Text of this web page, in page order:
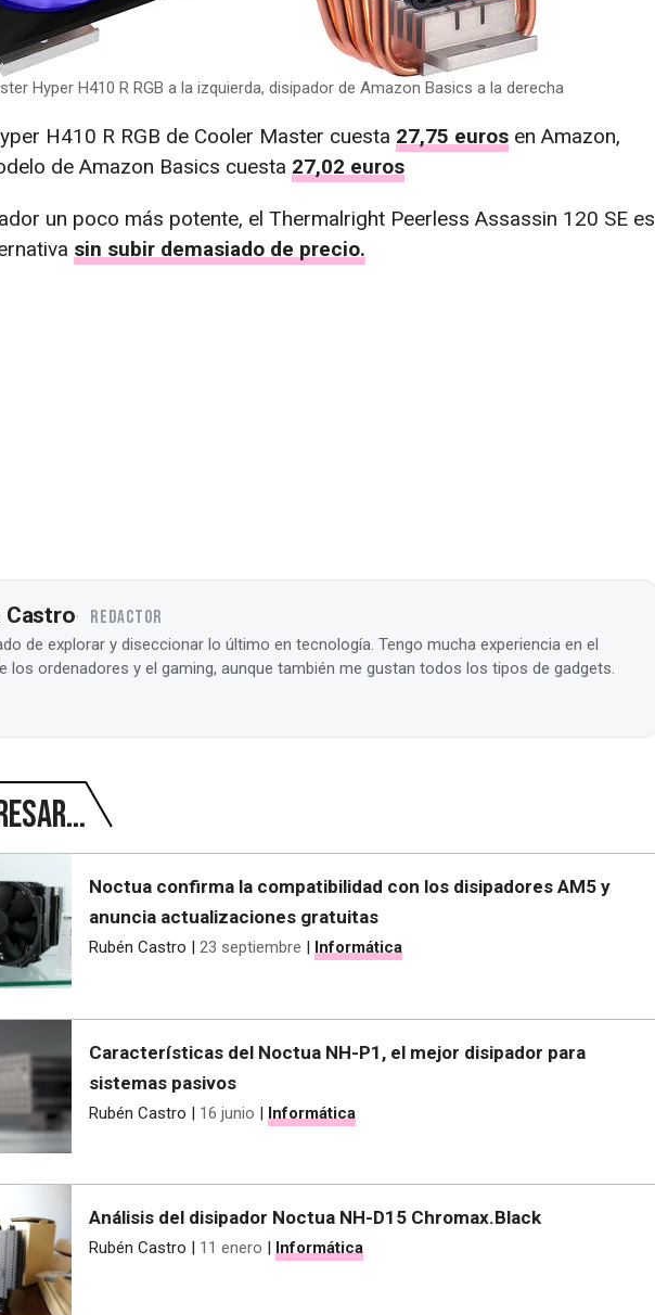
Hyper H410 R RGB a la izquierda, disipador de Amazon Basics a la derecha
H410 R RGB de Cooler Master cuesta 27,75 euros en Amazon,
de Amazon Basics cuesta 27,02 euros
un poco más potente, el Thermalright Peerless Assassin 120 SE es
sin subir demasiado de precio.
Castro REDACTOR
de explorar y diseccionar lo último en tecnología. Tengo mucha experiencia en el
los ordenadores y el gaming, aunque también me gustan todos los tipos de gadgets.
Noctua confirma la compatibilidad con los disipadores AM5 y
anuncia actualizaciones gratuitas
Rubén Castro | 23 septiembre | Informática
Características del Noctua NH-P1, el mejor disipador para
sistemas pasivos
Rubén Castro | 16 junio | Informática
Análisis del disipador Noctua NH-D15 Chromax.Black
Rubén Castro 11 enero Informática